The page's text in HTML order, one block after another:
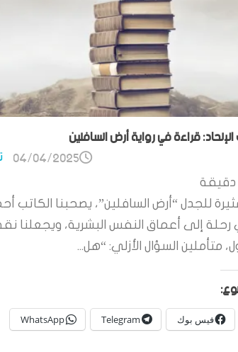
قراءة في رواية أرض السافلين
04/04/2025
دقيقة
للجدل “أرض السافلين”، يصحبنا الكاتب
إلى أعماق النفس البشرية، ويجعلنا
متأملين السؤال الأزلي: “هل...
فيس بوك Telegram
WhatsApp